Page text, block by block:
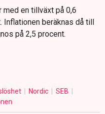
med en tillväxt på 0,6
beräknas då till
på 2,5 procent.
Nordic
SEB